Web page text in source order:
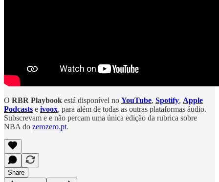
O RBR Playbook está disponível no YouTube, Spotify, Apple
Podcasts e ivoox, para além de todas as outras plataformas áudio.
Subscrevam e e não percam uma única edição da rubrica sobre
NBA do zerozero.pt.
Share